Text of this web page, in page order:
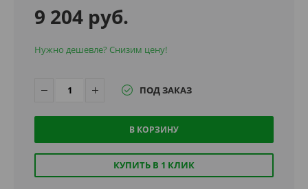
9 204 руб.
Нужно дешевле? Снизим цену!
ПОД ЗАКАЗ
В КОРЗИНУ
КУПИТЬ В 1 КЛИК